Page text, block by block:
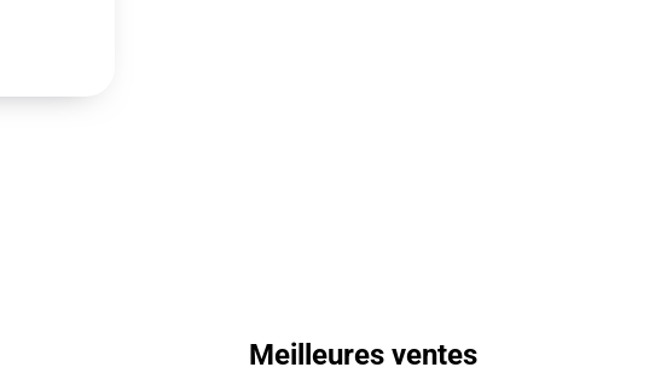
Meilleures ventes